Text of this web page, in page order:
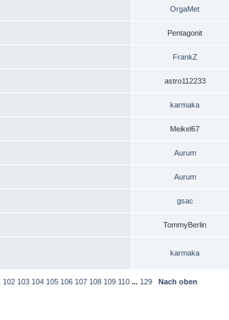
OrgaMet
Pentagonit
FrankZ
astro112233
karmaka
Meikel67
Aurum
Aurum
gsac
TommyBerlin
karmaka
102 103 104 105 106 107 108 109 110 ... 129 Nach oben